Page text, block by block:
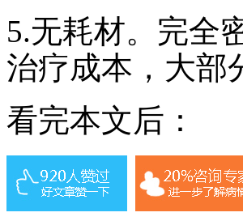
5.无耗材。完全
治疗成本，大部
看完本文后：